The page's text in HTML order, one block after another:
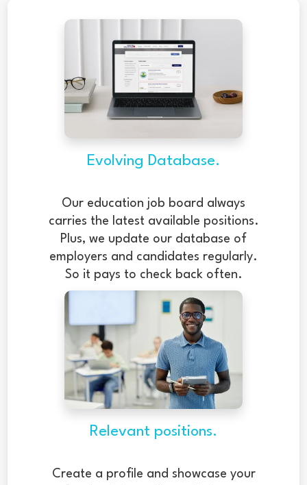
Evolving Database.
Our education job board always
carries the latest available positions.
Plus, we update our database of
employers and candidates regularly.
So it pays to check back often.
Relevant positions.
Create a profile and showcase your